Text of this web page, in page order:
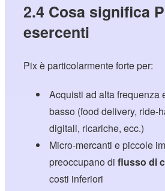
2.4 Cosa significa
esercenti
Pix è particolarmente forte per:
Acquisti ad alta frequenza
basso (food delivery, ride-
digitali, ricariche, ecc.)
Micro-mercanti e piccole
preoccupano di flusso di
costi inferiori